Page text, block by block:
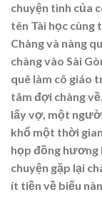
chuyện tình của
tên Tài học
Chàng và nàng
chàng vào Sài
quê làm cô giáo
tâm đợi chàng
lấy vợ, một
khổ một thời
họp đồng hương
chuyện gặp lại
ít tiền về biếu